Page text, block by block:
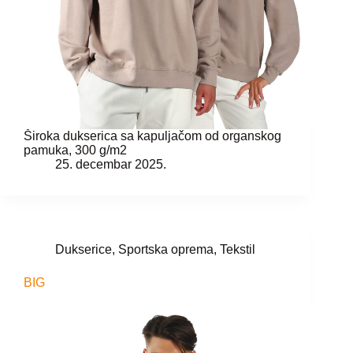
Široka dukserica sa kapuljačom od organskog
pamuka, 300 g/m2
25. decembar 2025.
Dukserice, Sportska oprema, Tekstil
BIG